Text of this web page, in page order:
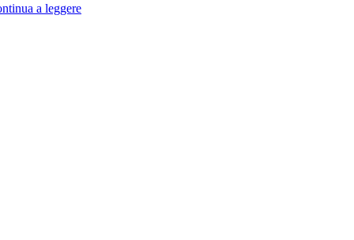
a leggere